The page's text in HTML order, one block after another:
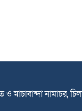
নামাচর,